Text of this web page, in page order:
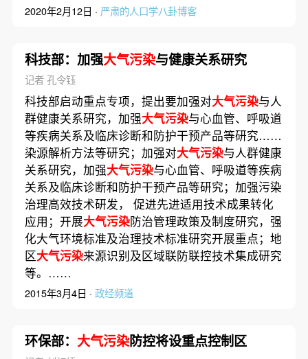
2020年2月12日 · 严肃的人口学八卦博客
科技部：加强大气污染与健康关系研究
记者 孔令钰
科技部启动重点专项，提出要加强对大气污染与人
群健康关系研究，加强大气污染与心血管、呼吸道
等疾病关系及临床诊断和防护干预产品等研究……
染源解析方法等研究；加强对大气污染与人群健康
关系研究，加强大气污染与心血管、呼吸道等疾病
关系及临床诊断和防护干预产品等研究；加强污染
治理高效技术研发， 促进先进适用技术成果转化
应用；开展大气污染防治管理政策及制度研究，强
化大气环境标准及治理技术标准研究开展重点；地
区大气污染来源识别及区域联防联控技术集成研究
等。……
2015年3月4日 · 政经频道
环保部： 大气污染防控将设重点控制区